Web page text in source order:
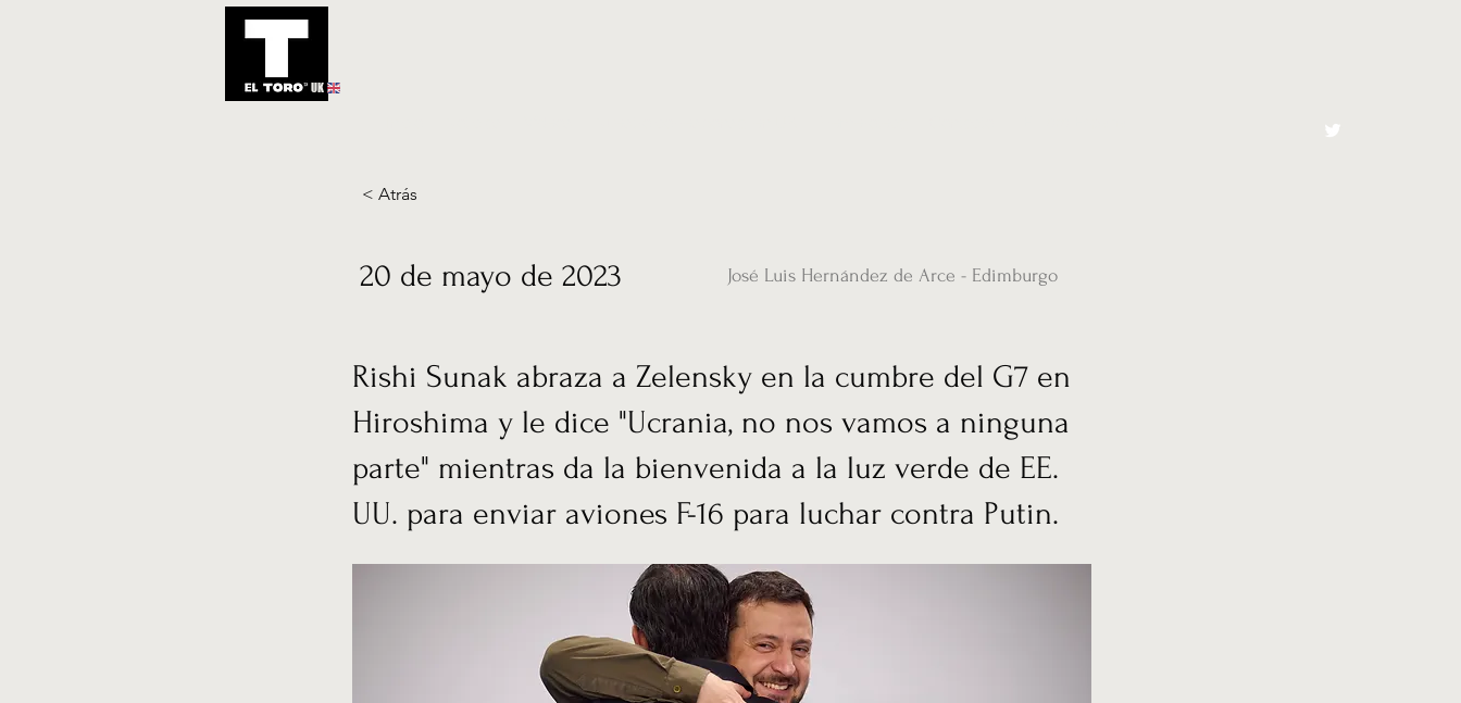
UK
< Atrás
20 de mayo de 2023 José Luis Hernández de Arce - Edimburgo
Rishi Sunak abraza a Zelensky en la cumbre del G7 en
Hiroshima y le dice "Ucrania, no nos vamos a ninguna
parte" mientras da la bienvenida a la luz verde de EE.
UU. para enviar aviones F-16 para luchar contra Putin.